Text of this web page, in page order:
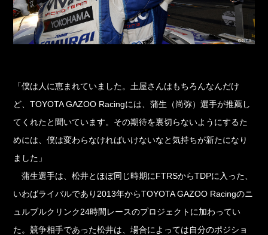
「僕は人に恵まれていました。土屋さんはもちろんなんだけ
ど、TOYOTA GAZOO Racingには、蒲生（尚弥）選手が推薦し
てくれたと聞いています。その期待を裏切らないようにするた
めには、僕は変わらなければいけないなと気持ちが新たになり
ました」
蒲生選手は、松井とほぼ同じ時期にFTRSからTDPに入った、
いわばライバルであり2013年からTOYOTA GAZOO Racingのニ
ュルブルクリンク24時間レースのプロジェクトに加わってい
た。競争相手であった松井は、場合によっては自分のポジショ